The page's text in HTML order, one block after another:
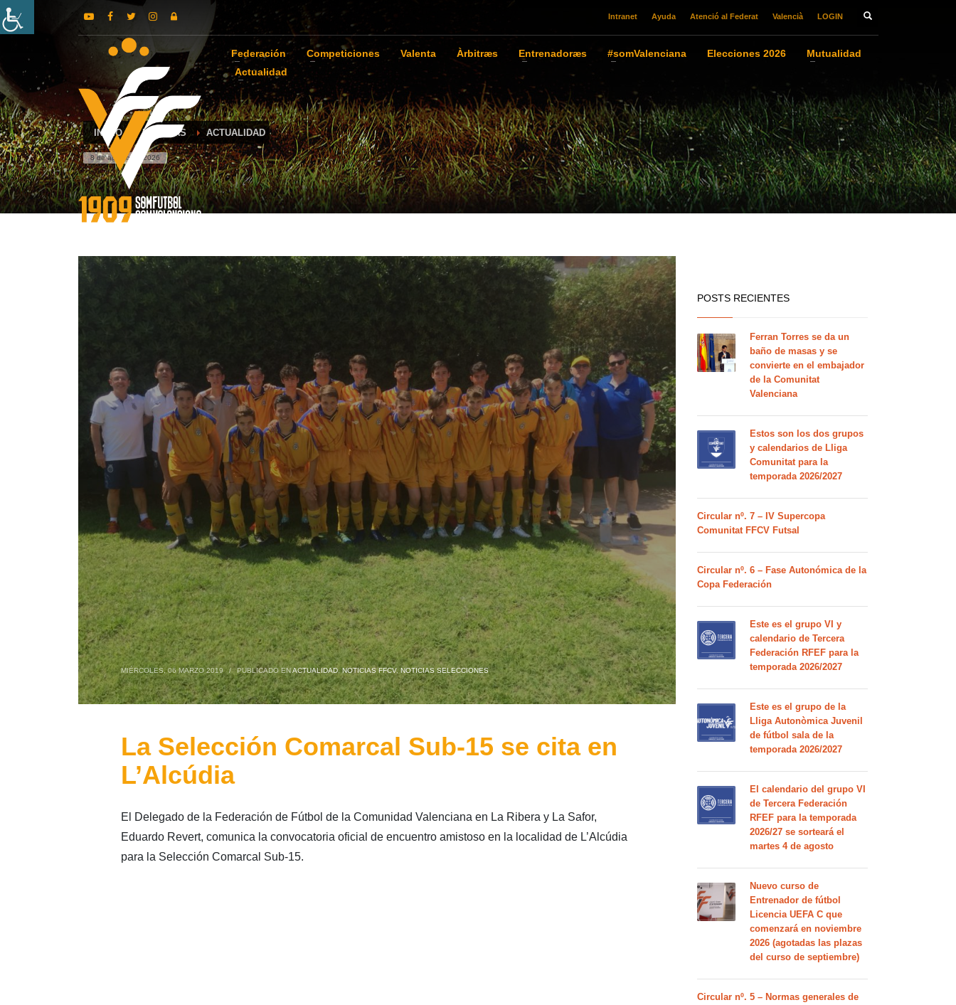
Intranet Ayuda Atenció al Federat Valencià LOGIN
Federación Competiciones Valenta Àrbitræs Entrenadoræs #somValenciana Elecciones 2026
Mutualidad
Actualidad
INICIO NOTICIAS ACTUALIDAD
8 de agosto de 2026
MIÉRCOLES, 06 MARZO 2019 / PUBLICADO ENACTUALIDAD, NOTICIAS FFCV,NOTICIAS SELECCIONES
La Selección Comarcal Sub-15 se cita en
L’Alcúdia
El Delegado de la Federación de Fútbol de la Comunidad Valenciana en La Ribera y La Safor,
Eduardo Revert, comunica la convocatoria oficial de encuentro amistoso en la localidad de L’Alcúdia
para la Selección Comarcal Sub-15.
POSTS RECIENTES
Ferran Torres se da un
baño de masas y se
convierte en el embajador
de la Comunitat
Valenciana
Estos son los dos grupos
y calendarios de Lliga
Comunitat para la
temporada 2026/2027
Circular nº. 7 – IV Supercopa
Comunitat FFCV Futsal
Circular nº. 6 – Fase Autonómica de la
Copa Federación
Este es el grupo VI y
calendario de Tercera
Federación RFEF para la
temporada 2026/2027
Este es el grupo de la
Lliga Autonòmica Juvenil
de fútbol sala de la
temporada 2026/2027
El calendario del grupo VI
de Tercera Federación
RFEF para la temporada
2026/27 se sorteará el
martes 4 de agosto
Nuevo curso de
Entrenador de fútbol
Licencia UEFA C que
comenzará en noviembre
2026 (agotadas las plazas
del curso de septiembre)
Circular nº. 5 – Normas generales de